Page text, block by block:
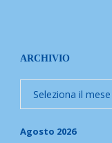
ARCHIVIO
Agosto 2026